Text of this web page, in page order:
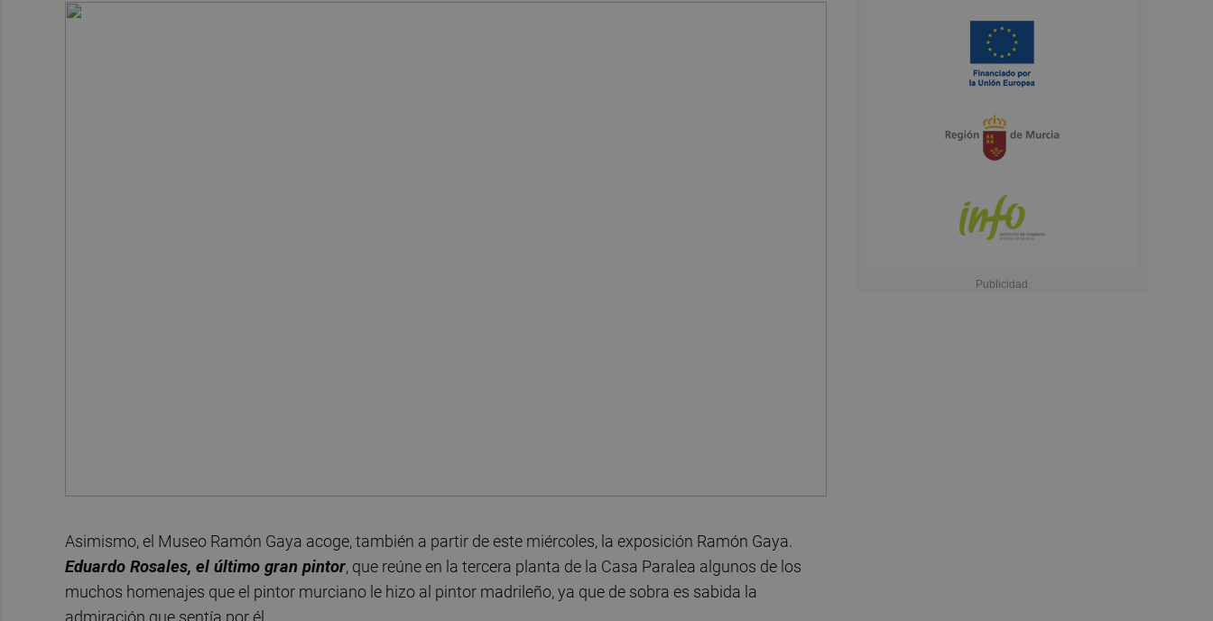
Asimismo, el Museo Ramón Gaya acoge, también a partir de este miércoles, la exposición Ramón Gaya.
Eduardo Rosales, el último gran pintor, que reúne en la tercera planta de la Casa Paralea algunos de los
muchos homenajes que el pintor murciano le hizo al pintor madrileño, ya que de sobra es sabida la
admiración que sentía por él.